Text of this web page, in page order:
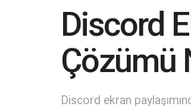
Discord
Çözümü
Discord ekran